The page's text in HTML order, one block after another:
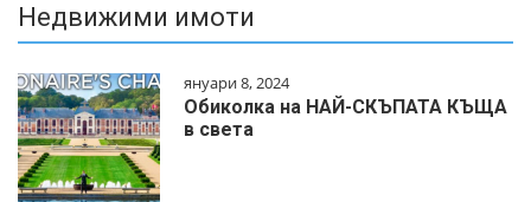
Недвижими имоти
януари 8, 2024
Обиколка на НАЙ-СКЪПАТА КЪЩА
в света